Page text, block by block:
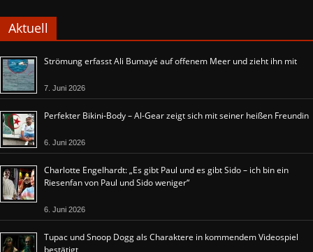
Aktuell
Strömung erfasst Ali Bumayé auf offenem Meer und zieht ihn mit
7. Juni 2026
Perfekter Bikini-Body – Al-Gear zeigt sich mit seiner heißen Freundin
6. Juni 2026
Charlotte Engelhardt: „Es gibt Paul und es gibt Sido – ich bin ein
Riesenfan von Paul und Sido weniger“
6. Juni 2026
Tupac und Snoop Dogg als Charaktere in kommendem Videospiel